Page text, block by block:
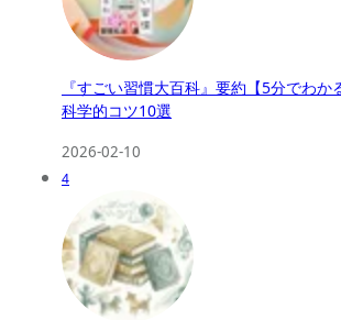
『すごい習慣大百科』要約【5分でわか
科学的コツ10選
2026-02-10
4